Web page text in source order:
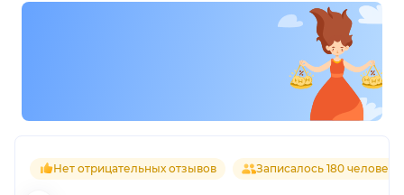
Нет отрицательных отзывов Записалось 180 человек